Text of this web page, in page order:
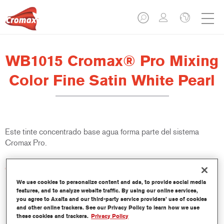
WB1015 Cromax® Pro Mixing
Color Fine Satin White Pearl
Este tinte concentrado base agua forma parte del sistema
Cromax Pro.
Características del producto
Excelente cubrición con una excepcional igualación del color.
Aplicación rápida y rentable - mayor rendimiento y
productividad.
Forma parte de un completo sistema especializado de tintes
We use cookies to personalize content and ads, to provide social media
features, and to analyze website traffic. By using our online services,
you agree to Axalta and our third-party service providers’ use of cookies
and other online trackers. See our Privacy Policy to learn how we use
these cookies and trackers. Privacy Policy